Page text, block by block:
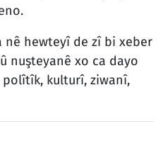
nê hewteyî de zî bi xeber
nuşteyanê xo ca dayo
kulturî, ziwanî,